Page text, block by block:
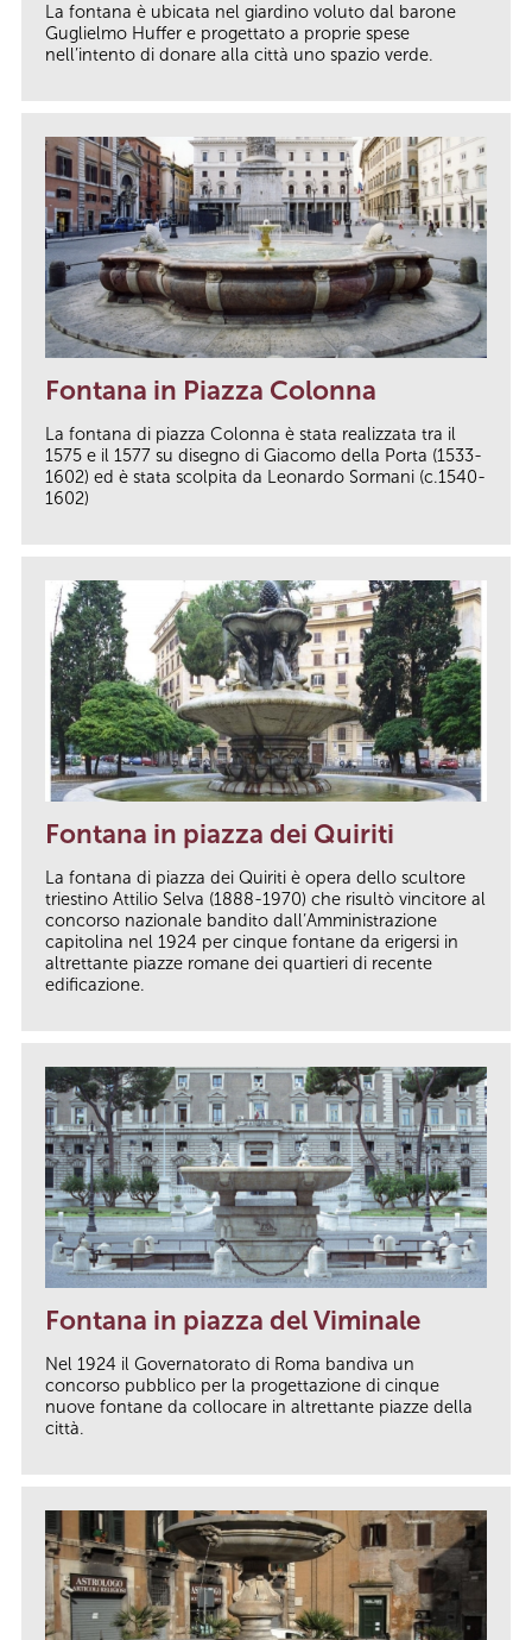
La fontana è ubicata nel giardino voluto dal barone
Guglielmo Huffer e progettato a proprie spese
nell’intento di donare alla città uno spazio verde.
Fontana in Piazza Colonna
La fontana di piazza Colonna è stata realizzata tra il
1575 e il 1577 su disegno di Giacomo della Porta (1533-
1602) ed è stata scolpita da Leonardo Sormani (c.1540-
1602)
Fontana in piazza dei Quiriti
La fontana di piazza dei Quiriti è opera dello scultore
triestino Attilio Selva (1888-1970) che risultò vincitore al
concorso nazionale bandito dall’Amministrazione
capitolina nel 1924 per cinque fontane da erigersi in
altrettante piazze romane dei quartieri di recente
edificazione.
Fontana in piazza del Viminale
Nel 1924 il Governatorato di Roma bandiva un
concorso pubblico per la progettazione di cinque
nuove fontane da collocare in altrettante piazze della
città.